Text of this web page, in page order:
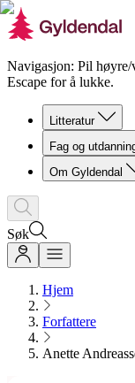
Navigasjon: Pil høyre/
Escape for å lukke.
Litteratur
Fag og
Om Gyldendal
Søk
Hjem
Forfattere
Anette